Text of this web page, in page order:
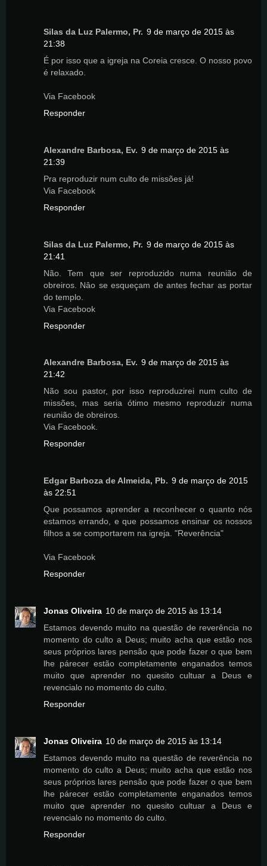
Silas da Luz Palermo, Pr. 9 de março de 2015 às
21:38
É por isso que a igreja na Coreia cresce. O nosso povo
é relaxado.
Via Facebook
Responder
Alexandre Barbosa, Ev. 9 de março de 2015 às
21:39
Pra reproduzir num culto de missões já!
Via Facebook
Responder
Silas da Luz Palermo, Pr. 9 de março de 2015 às
21:41
Não. Tem que ser reproduzido numa reunião de
obreiros. Nâo se esqueçam de antes fechar as portar
do templo.
Via Facebook
Responder
Alexandre Barbosa, Ev. 9 de março de 2015 às
21:42
Não sou pastor, por isso reproduzirei num culto de
missões, mas seria ótimo mesmo reproduzir numa
reunião de obreiros.
Via Facebook.
Responder
Edgar Barboza de Almeida, Pb. 9 de março de 2015
às 22:51
Que possamos aprender a reconhecer o quanto nós
estamos errando, e que possamos ensinar os nossos
filhos a se comportarem na igreja. "Reverência"
Via Facebook
Responder
Jonas Oliveira 10 de março de 2015 às 13:14
Estamos devendo muito na questão de reverência no
momento do culto a Deus; muito acha que estão nos
seus próprios lares pensão que pode fazer o que bem
lhe párecer estão completamente enganados temos
muito que aprender no quesito cultuar a Deus e
revencialo no momento do culto.
Responder
Jonas Oliveira 10 de março de 2015 às 13:14
Estamos devendo muito na questão de reverência no
momento do culto a Deus; muito acha que estão nos
seus próprios lares pensão que pode fazer o que bem
lhe párecer estão completamente enganados temos
muito que aprender no quesito cultuar a Deus e
revencialo no momento do culto.
Responder